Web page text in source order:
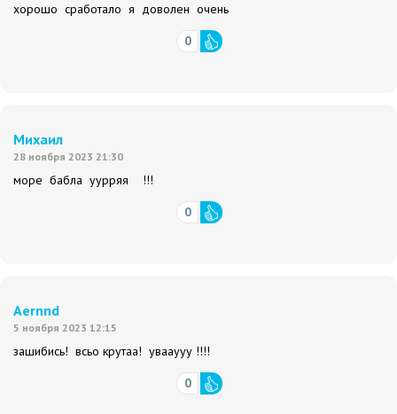
хорошо сработало я доволен очень
0
Михаил
28 ноября 2023 21:30
море бабла уурряя !!!
0
Aernnd
5 ноября 2023 12:15
зашибись! всьо крутаа! увааууу !!!!
0